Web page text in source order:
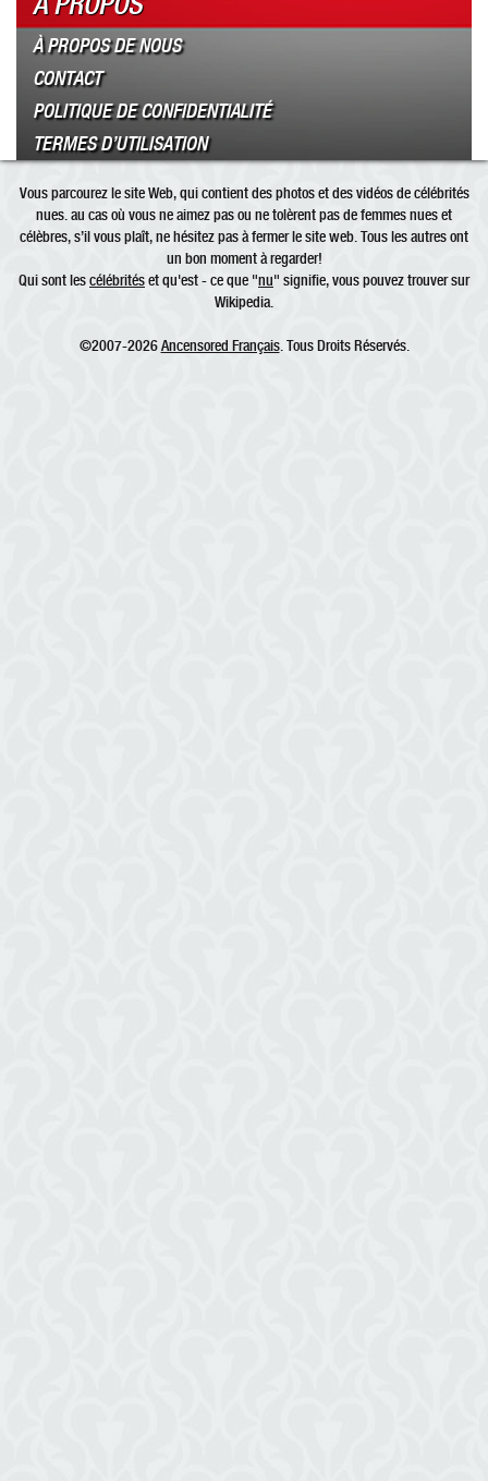
À PROPOS DE NOUS
CONTACT
POLITIQUE DE CONFIDENTIALITÉ
TERMES D’UTILISATION
Vous parcourez le site Web, qui contient des photos et des vidéos de célébrités
nues. au cas où vous ne aimez pas ou ne tolèrent pas de femmes nues et
célèbres, s’il vous plaît, ne hésitez pas à fermer le site web. Tous les autres ont
un bon moment à regarder!
Qui sont lescélébritéset qu'est - ce que "nu" signifie, vous pouvez trouver sur
Wikipedia.
©2007-2026Ancensored Français. Tous Droits Réservés.